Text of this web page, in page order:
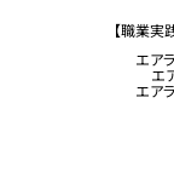
【職業
エア
エ
エア